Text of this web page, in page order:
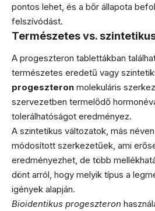
pontos lehet, és a bőr állapota
felszívódást.
Természetes vs.
A progeszteron tablettákban
természetes eredetű vagy
progeszteron molekuláris
szervezetben termelődő
tolerálhatóságot eredményez.
A szintetikus változatok, más
módosított szerkezetűek, ami
eredményezhet, de több
dönt arról, hogy melyik típus a
igények alapján.
Bioidentikus progeszteron